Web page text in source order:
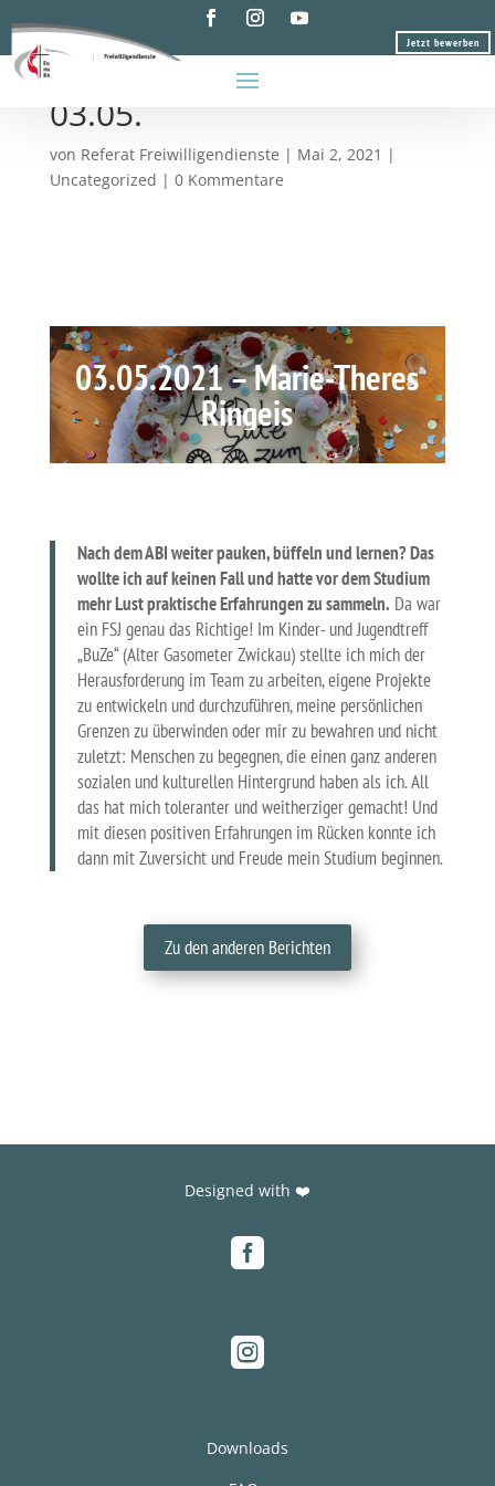
Jubiläumsbeitrag Marie
03.05.
von Referat Freiwilligendienste | Mai 2, 2021 |
Uncategorized | 0 Kommentare
Jetzt bewerben
03.05.2021 – Marie-Theres
Ringeis
Nach dem ABI weiter pauken, büffeln und lernen? Das
wollte ich auf keinen Fall und hatte vor dem Studium
mehr Lust praktische Erfahrungen zu sammeln. Da war
ein FSJ genau das Richtige! Im Kinder- und Jugendtreff
„BuZe“ (Alter Gasometer Zwickau) stellte ich mich der
Herausforderung im Team zu arbeiten, eigene Projekte
zu entwickeln und durchzuführen, meine persönlichen
Grenzen zu überwinden oder mir zu bewahren und nicht
zuletzt: Menschen zu begegnen, die einen ganz anderen
sozialen und kulturellen Hintergrund haben als ich. All
das hat mich toleranter und weitherziger gemacht! Und
mit diesen positiven Erfahrungen im Rücken konnte ich
dann mit Zuversicht und Freude mein Studium beginnen.
Zu den anderen Berichten
Designed with ❤️


Downloads